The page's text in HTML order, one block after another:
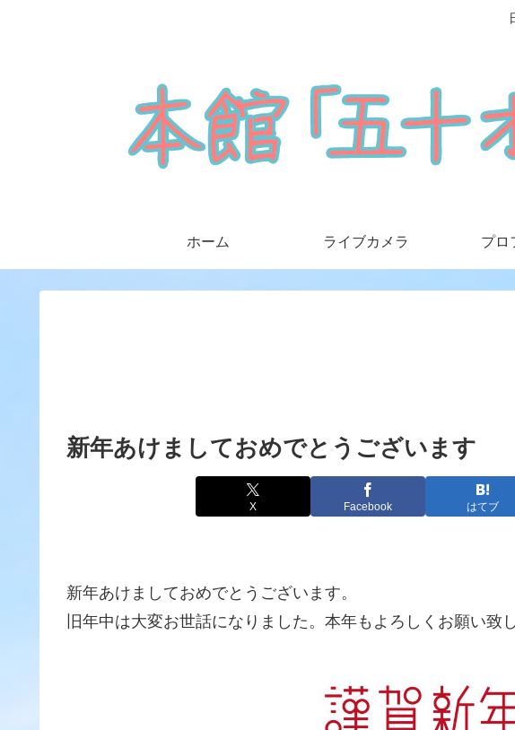
ホーム ライブカメラ プロ
新年あけましておめでとうございます
X Facebook はてブ
新年あけましておめでとうございます。
旧年中は大変お世話になりました。本年もよろしくお願い致